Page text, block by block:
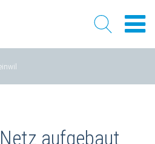
aufgebaut